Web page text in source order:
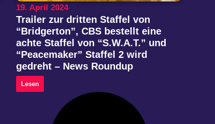
19. April 2024
Trailer zur dritten Staffel von
“Bridgerton”, CBS bestellt eine
achte Staffel von “S.W.A.T.” und
“Peacemaker” Staffel 2 wird
gedreht – News Roundup
Lesen